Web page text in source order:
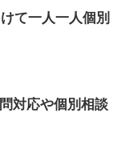
て一人一人個別
対応や個別相談